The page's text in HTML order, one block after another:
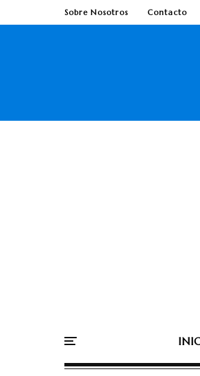
Sobre Nosotros Contacto